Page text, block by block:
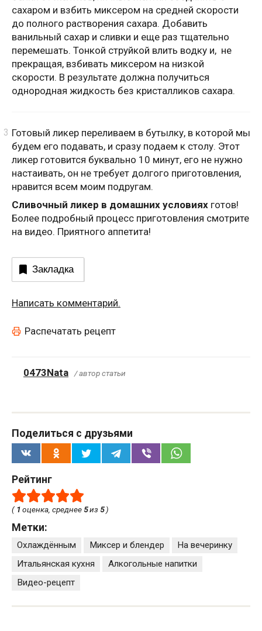
сахаром и взбить миксером на средней скорости
до полного растворения сахара. Добавить
ванильный сахар и сливки и еще раз тщательно
перемешать. Тонкой струйкой влить водку и, не
прекращая, взбивать миксером на низкой
скорости. В результате должна получиться
однородная жидкость без кристалликов сахара.
Готовый ликер переливаем в бутылку, в которой мы
будем его подавать, и сразу подаем к столу. Этот
ликер готовится буквально 10 минут, его не нужно
настаивать, он не требует долгого приготовления,
нравится всем моим подругам.
Сливочный ликер в домашних условиях готов!
Более подробный процесс приготовления смотрите
на видео. Приятного аппетита!
Закладка
Написать комментарий.
Распечатать рецепт
0473Nata / автор статьи
Поделиться с друзьями
Рейтинг
( 1оценка, среднее5из 5)
Метки:
Охлаждённым Миксер и блендер
На вечеринку
Итальянская кухня
Алкогольные напитки
Видео-рецепт